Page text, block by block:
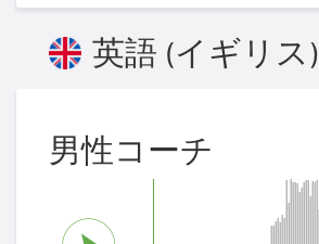
英語 (イギリス)
男性コーチ